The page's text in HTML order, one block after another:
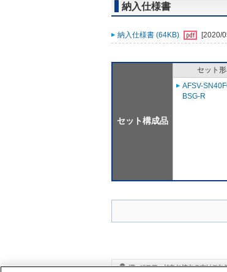
納入仕様書
納入仕様書 (64KB) [2020/
セット構成品
セット形
AFSV-
BSG-R